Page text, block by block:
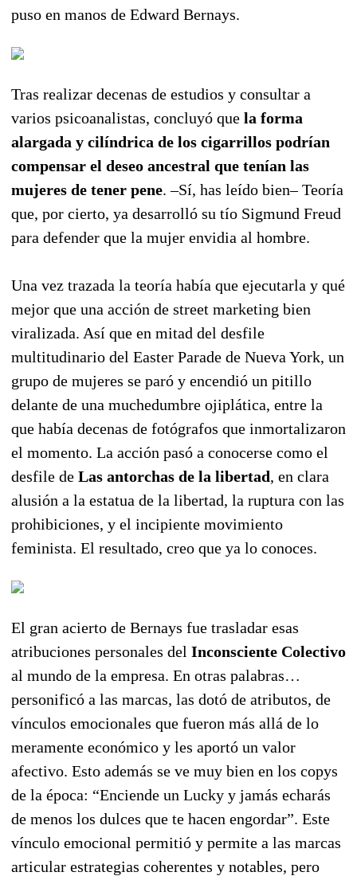
puso en manos de Edward Bernays.
Tras realizar decenas de estudios y consultar a
varios psicoanalistas, concluyó que la forma
alargada y cilíndrica de los cigarrillos podrían
compensar el deseo ancestral que tenían las
mujeres de tener pene. –Sí, has leído bien– Teoría
que, por cierto, ya desarrolló su tío Sigmund Freud
para defender que la mujer envidia al hombre.
Una vez trazada la teoría había que ejecutarla y qué
mejor que una acción de street marketing bien
viralizada. Así que en mitad del desfile
multitudinario del Easter Parade de Nueva York, un
grupo de mujeres se paró y encendió un pitillo
delante de una muchedumbre ojiplática, entre la
que había decenas de fotógrafos que inmortalizaron
el momento. La acción pasó a conocerse como el
desfile de Las antorchas de la libertad, en clara
alusión a la estatua de la libertad, la ruptura con las
prohibiciones, y el incipiente movimiento
feminista. El resultado, creo que ya lo conoces.
El gran acierto de Bernays fue trasladar esas
atribuciones personales del Inconsciente Colectivo
al mundo de la empresa. En otras palabras…
personificó a las marcas, las dotó de atributos, de
vínculos emocionales que fueron más allá de lo
meramente económico y les aportó un valor
afectivo. Esto además se ve muy bien en los copys
de la época: “Enciende un Lucky y jamás echarás
de menos los dulces que te hacen engordar”. Este
vínculo emocional permitió y permite a las marcas
articular estrategias coherentes y notables, pero